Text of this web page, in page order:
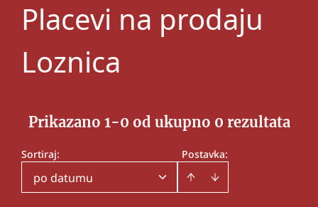
Placevi na prodaju
Loznica
Prikazano 1-0 od ukupno 0 rezultata
Postavka:
Sortiraj:
po datumu